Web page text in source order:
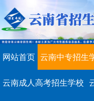
网站首页 云南中专招生
云南成人高考招生学校